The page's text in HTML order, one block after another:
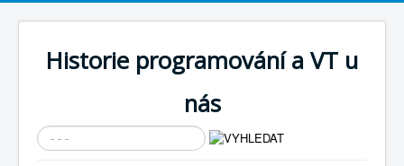
Historie programování a VT u
nás
Vyhledávání...